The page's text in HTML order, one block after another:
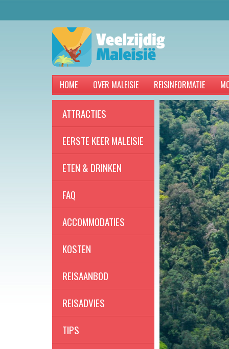
HOME OVER MALEISIE REISINFORMATIE
ATTRACTIES
EERSTE KEER MALEISIE
ETEN & DRINKEN
FAQ
ACCOMMODATIES
KOSTEN
REISAANBOD
REISADVIES
TIPS